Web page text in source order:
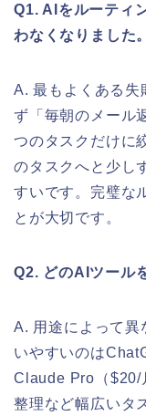
Q1. AIをルーティ
わなくなりました
A. 最もよくある失
ず「毎朝のメール
つのタスクだけに
のタスクへと少し
すいです。完璧な
とが大切です。
Q2. どのAIツール
A. 用途によって異
いやすいのは
Claude Pro（$20/
整理など幅広いタ